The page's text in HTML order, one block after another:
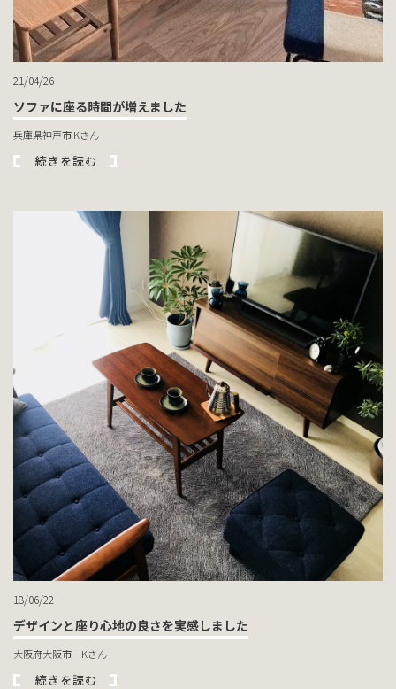
21/04/26
ソファに座る時間が増えました
兵庫県神戸市 Kさん
続きを読む
18/06/22
デザインと座り心地の良さを実感しました
大阪府大阪市 Kさん
続きを読む